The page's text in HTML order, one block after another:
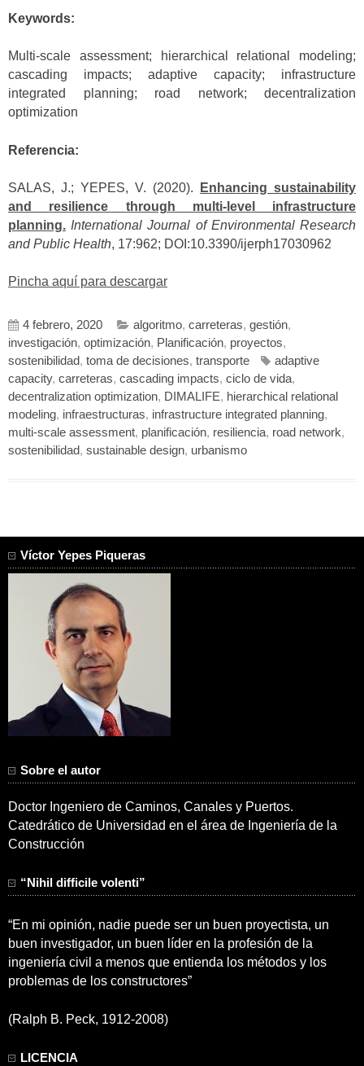
Keywords:
Multi-scale assessment; hierarchical relational modeling;
cascading impacts; adaptive capacity; infrastructure
integrated planning; road network; decentralization
optimization
Referencia:
SALAS, J.; YEPES, V. (2020).
Enhancing sustainability
and resilience through multi-level infrastructure
planning. International Journal of Environmental Research
and Public Health, 17:962; DOI:10.3390/ijerph17030962
Pincha aquí para descargar
4 febrero, 2020 algoritmo, carreteras, gestión,
investigación, optimización, Planificación, proyectos,
sostenibilidad, toma de decisiones, transporte
adaptive
capacity, carreteras, cascading impacts, ciclo de vida,
decentralization optimization, DIMALIFE, hierarchical relational
modeling, infraestructuras, infrastructure integrated planning,
multi-scale assessment, planificación, resiliencia, road network,
sostenibilidad, sustainable design, urbanismo
Víctor Yepes Piqueras
Sobre el autor
Doctor Ingeniero de Caminos, Canales y Puertos.
Catedrático de Universidad en el área de Ingeniería de la
Construcción
“Nihil difficile volenti”
“En mi opinión, nadie puede ser un buen proyectista, un
buen investigador, un buen líder en la profesión de la
ingeniería civil a menos que entienda los métodos y los
problemas de los constructores”
(Ralph B. Peck, 1912-2008)
LICENCIA